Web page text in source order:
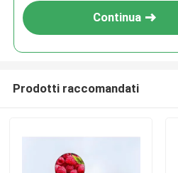
Continua
Prodotti raccomandati